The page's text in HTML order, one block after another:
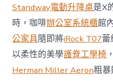
Standway電動升降桌是X
時，咖啡辦公室系統櫃館
公家具隨即將iRock T07蕾
以柔性的美學護脊工學椅
Herman Miller Aeron粗